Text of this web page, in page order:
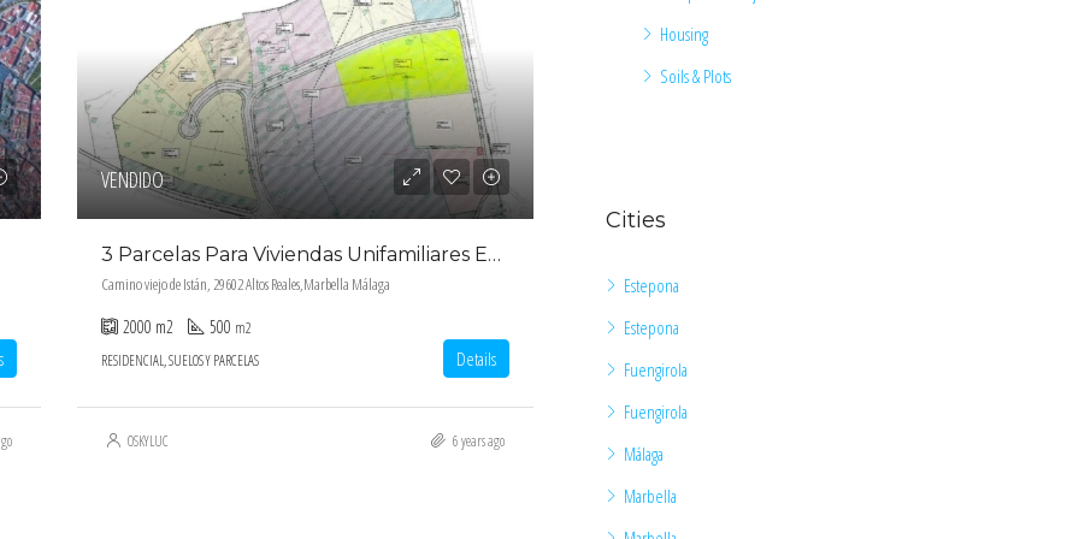
VENDIDO
3 Parcelas Para Viviendas Unifamiliares En Altos Reales, Marbella
Camino viejo de Istán, 29602 Altos Reales,Marbella Málaga
2000 m2 500 m2
RESIDENCIAL, SUELOS Y PARCELAS
Details
OSKYLUC 6 years ago
Housing
Soils & Plots
Cities
Estepona
Estepona
Fuengirola
Fuengirola
Málaga
Marbella